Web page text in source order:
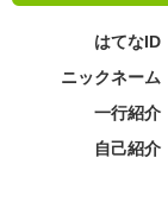
はてなID
ニックネーム
一行紹介
自己紹介